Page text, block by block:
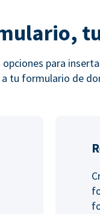
para
tu formulario de